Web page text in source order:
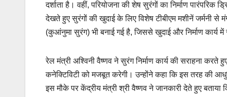
दर्शाता है। वहीं, परियोजना की शेष सुरंगों का निर्माण
देखते हुए सुरंगों की खुदाई के लिए विशेष टीबीएम मशीनें जर्मनी
(कुआंनुमा सुरंग) भी बनाई गई है, जिससे खुदाई और निर्माण कार्य
रेल मंत्री अश्विनी वैष्णव ने सुरंग निर्माण कार्य की सराहना करते
कनेक्टिविटी को मजबूत करेगी। उन्होंने कहा कि इस तरह की
इस मौके पर केंद्रीय मंत्री श्री वैष्णव ने जानकारी देते हुए